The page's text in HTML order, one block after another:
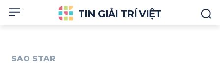
TIN GIẢI TRÍ VIỆT
SAO STAR